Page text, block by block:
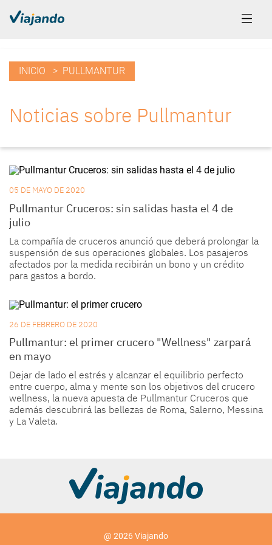
INICIO > PULLMANTUR
Noticias sobre Pullmantur
05 DE MAYO DE 2020
Pullmantur Cruceros: sin salidas hasta el 4 de
julio
La compañía de cruceros anunció que deberá prolongar la
suspensión de sus operaciones globales. Los pasajeros
afectados por la medida recibirán un bono y un crédito
para gastos a bordo.
26 DE FEBRERO DE 2020
Pullmantur: el primer crucero "Wellness" zarpará
en mayo
Dejar de lado el estrés y alcanzar el equilibrio perfecto
entre cuerpo, alma y mente son los objetivos del crucero
wellness, la nueva apuesta de Pullmantur Cruceros que
además descubrirá las bellezas de Roma, Salerno, Messina
y La Valeta.
@ 2026 Viajando